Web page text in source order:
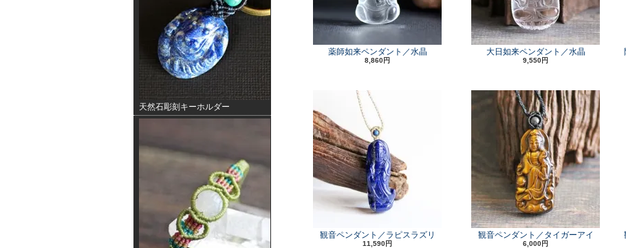
天然石彫刻キーホルダー
薬師如来ペンダント／水晶
8,860円
大日如来ペンダント／水晶
9,550円
観音ペンダント／ラピスラズリ
11,590円
観音ペンダント／タイガーアイ
6,000円